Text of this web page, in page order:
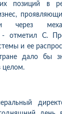
позиций в
- отметил С.
и ее
дало бы
целом.